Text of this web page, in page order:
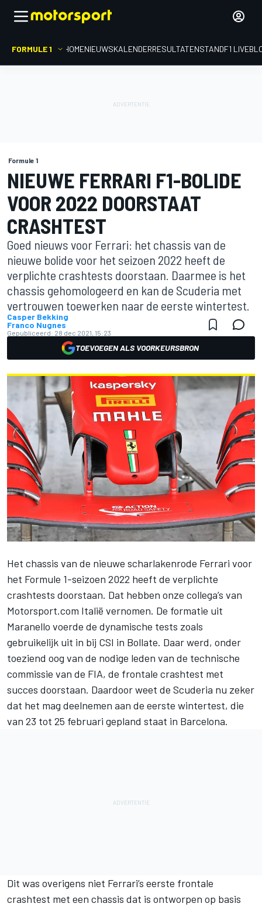
FORMULE 1 HOMENIEUWSKALENDERRESULTATENSTANDF1
Formule 1
NIEUWE FERRARI F1-BOLIDE
VOOR 2022 DOORSTAAT
CRASHTEST
Goed nieuws voor Ferrari: het chassis van de
nieuwe bolide voor het seizoen 2022 heeft de
verplichte crashtests doorstaan. Daarmee is het
chassis gehomologeerd en kan de Scuderia met
vertrouwen toewerken naar de eerste wintertest.
Casper Bekking
Franco Nugnes
Gepubliceerd: 28 dec 2021, 15:23
TOEVOEGEN ALS VOORKEURSBRON
Het chassis van de nieuwe scharlakenrode Ferrari voor
het Formule 1-seizoen 2022 heeft de verplichte
crashtests doorstaan. Dat hebben onze collega’s van
Motorsport.com Italië vernomen. De formatie uit
Maranello voerde de dynamische tests zoals
gebruikelijk uit in bij CSI in Bollate. Daar werd, onder
toeziend oog van de nodige leden van de technische
commissie van de FIA, de frontale crashtest met
succes doorstaan. Daardoor weet de Scuderia nu zeker
dat het mag deelnemen aan de eerste wintertest, die
van 23 tot 25 februari gepland staat in Barcelona.
Dit was overigens niet Ferrari’s eerste frontale
crashtest met een chassis dat is ontworpen op basis